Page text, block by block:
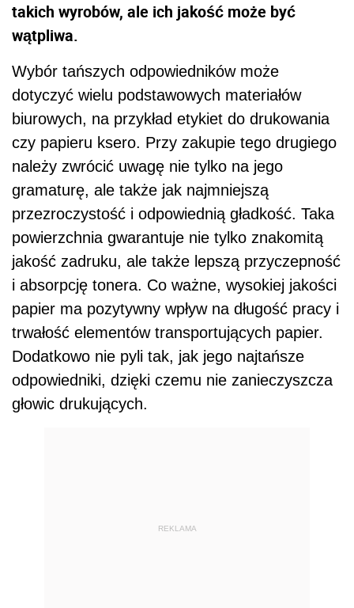
takich wyrobów, ale ich jakość może być
wątpliwa.
Wybór tańszych odpowiedników może
dotyczyć wielu podstawowych materiałów
biurowych, na przykład etykiet do drukowania
czy papieru ksero. Przy zakupie tego drugiego
należy zwrócić uwagę nie tylko na jego
gramaturę, ale także jak najmniejszą
przezroczystość i odpowiednią gładkość. Taka
powierzchnia gwarantuje nie tylko znakomitą
jakość zadruku, ale także lepszą przyczepność
i absorpcję tonera. Co ważne, wysokiej jakości
papier ma pozytywny wpływ na długość pracy i
trwałość elementów transportujących papier.
Dodatkowo nie pyli tak, jak jego najtańsze
odpowiedniki, dzięki czemu nie zanieczyszcza
głowic drukujących.
REKLAMA